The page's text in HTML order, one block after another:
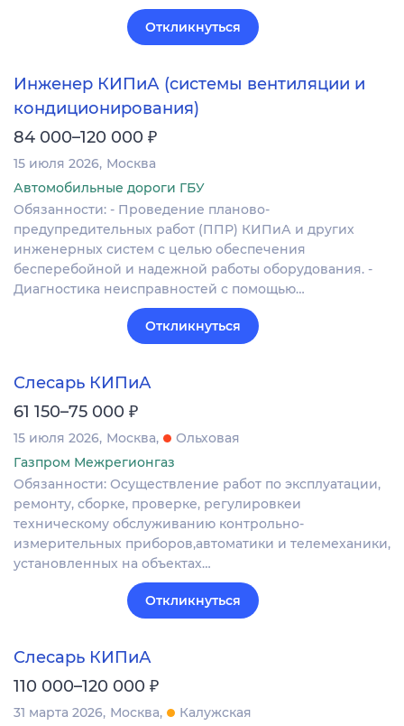
Откликнуться
Инженер КИПиА (системы вентиляции и
кондиционирования)
84 000–120 000 ₽
15 июля 2026 Москва
Автомобильные дороги ГБУ
Обязанности: - Проведение планово-
предупредительных работ (ППР) КИПиА и других
инженерных систем с целью обеспечения
бесперебойной и надежной работы оборудования. -
Диагностика неисправностей с помощью…
Откликнуться
Слесарь КИПиА
61 150–75 000 ₽
15 июля 2026 Москва
Ольховая
Газпром Межрегионгаз
Обязанности: Осуществление работ по эксплуатации,
ремонту, сборке, проверке, регулировкеи
техническому обслуживанию контрольно-
измерительных приборов,автоматики и телемеханики,
установленных на объектах…
Откликнуться
Слесарь КИПиА
110 000–120 000 ₽
31 марта 2026 Москва Калужская